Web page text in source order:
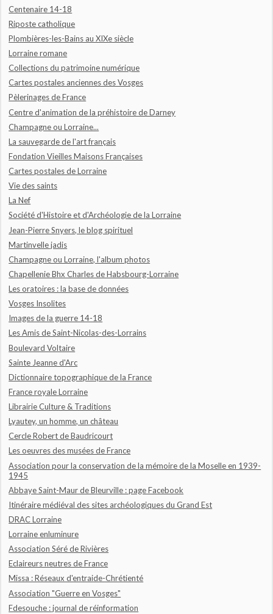
Centenaire 14-18
Riposte catholique
Plombières-les-Bains au XIXe siècle
Lorraine romane
Collections du patrimoine numérique
Cartes postales anciennes des Vosges
Pèlerinages de France
Centre d'animation de la préhistoire de Darney
Champagne ou Lorraine...
La sauvegarde de l'art français
Fondation Vieilles Maisons Françaises
Cartes postales de Lorraine
Vie des saints
La Nef
Société d'Histoire et d'Archéologie de la Lorraine
Jean-Pierre Snyers, le blog spirituel
Martinvelle jadis
Champagne ou Lorraine, l'album photos
Chapellenie Bhx Charles de Habsbourg-Lorraine
Les oratoires : la base de données
Vosges Insolites
Images de la guerre 14-18
Les Amis de Saint-Nicolas-des-Lorrains
Boulevard Voltaire
Sainte Jeanne d'Arc
Dictionnaire topographique de la France
France royale Lorraine
Librairie Culture & Traditions
Lyautey, un homme, un château
Cercle Robert de Baudricourt
Les oeuvres des musées de France
Association pour la conservation de la mémoire de la Moselle en 1939-
1945
Abbaye Saint-Maur de Bleurville : page Facebook
Itinéraire médiéval des sites archéologiques du Grand Est
DRAC Lorraine
Lorraine enluminure
Association Séré de Rivières
Eclaireurs neutres de France
Missa : Réseaux d'entraide-Chrétienté
Association "Guerre en Vosges"
Fdesouche : journal de réinformation